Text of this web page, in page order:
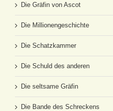
Die Gräfin von Ascot
Die Millionengeschichte
Die Schatzkammer
Die Schuld des anderen
Die seltsame Gräfin
Die Bande des Schreckens